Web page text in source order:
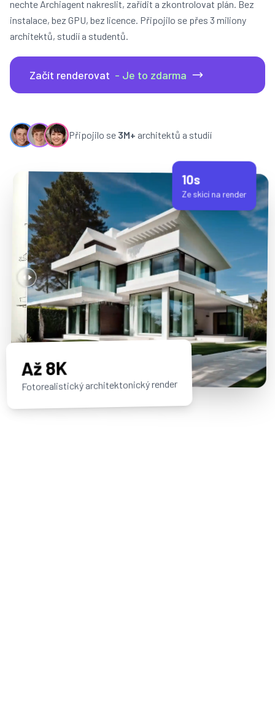
nechte Archiagent nakreslit, zařídit a zkontrolovat plán. Bez
instalace, bez GPU, bez licence. Připojilo se přes 3 miliony
architektů, studií a studentů.
Začít renderovat - Je to zdarma
Připojilo se 3M+ architektů a studií
Až 8K
Fotorealistický architektonický render
10s
Ze skici na render